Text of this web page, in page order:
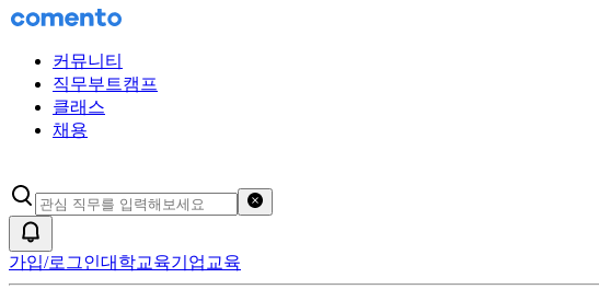
커뮤니티
직무부트캠프
클래스
채용
가입/로그인대학교육기업교육